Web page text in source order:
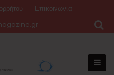
Επικοινωνία